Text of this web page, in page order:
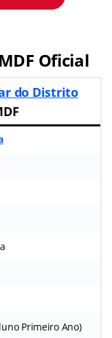
Oficial
do Distrito
Primeiro Ano)